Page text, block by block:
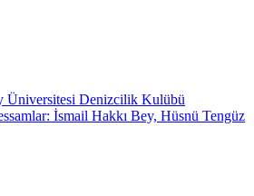
Üniversitesi Denizcilik Kulübü
İsmail Hakkı Bey, Hüsnü Tengüz